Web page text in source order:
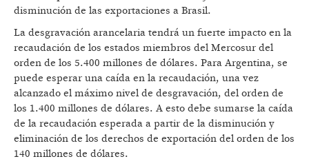
disminución de las exportaciones a Brasil.
La desgravación arancelaria tendrá un fuerte impacto en la
recaudación de los estados miembros del Mercosur del
orden de los 5.400 millones de dólares. Para Argentina, se
puede esperar una caída en la recaudación, una vez
alcanzado el máximo nivel de desgravación, del orden de
los 1.400 millones de dólares. A esto debe sumarse la caída
de la recaudación esperada a partir de la disminución y
eliminación de los derechos de exportación del orden de los
140 millones de dólares.